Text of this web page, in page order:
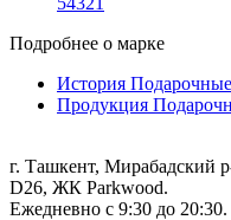
Подробнее о марке
История
Продукция
г. Ташкент, Мирабадский
D26, ЖК Раrkwood.
Ежедневно с 9:30 до 20:30.